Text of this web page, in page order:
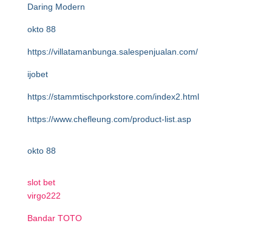
Daring Modern
okto 88
https://villatamanbunga.salespenjualan.com/
ijobet
https://stammtischporkstore.com/index2.html
https://www.chefleung.com/product-list.asp
okto 88
slot bet
virgo222
Bandar TOTO